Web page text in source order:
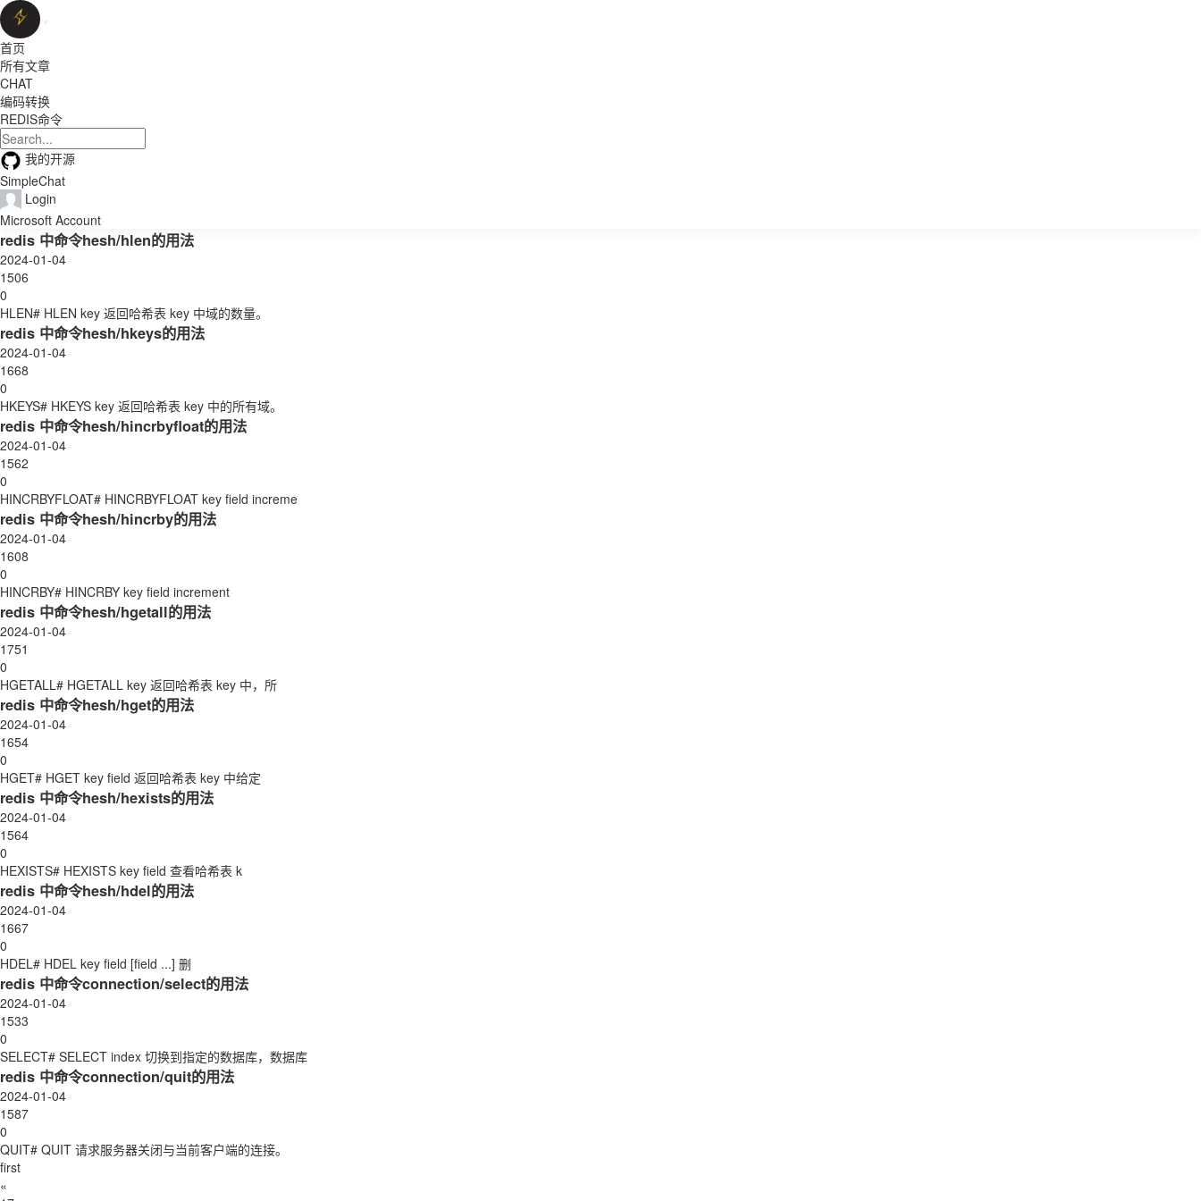
首页
所有文章
CHAT
编码转换
REDIS命令
我的开源
SimpleChat
Login
Microsoft Account
redis 中命令hesh/hlen的用法
2024-01-04
1506
0
HLEN# HLEN key 返回哈希表 key 中域的数量。
redis 中命令hesh/hkeys的用法
2024-01-04
1668
0
HKEYS# HKEYS key 返回哈希表 key 中的所有域。
redis 中命令hesh/hincrbyfloat的用法
2024-01-04
1562
0
HINCRBYFLOAT# HINCRBYFLOAT key field increme
redis 中命令hesh/hincrby的用法
2024-01-04
1608
0
HINCRBY# HINCRBY key field increment
redis 中命令hesh/hgetall的用法
2024-01-04
1751
0
HGETALL# HGETALL key 返回哈希表 key 中，所
redis 中命令hesh/hget的用法
2024-01-04
1654
0
HGET# HGET key field 返回哈希表 key 中给定
redis 中命令hesh/hexists的用法
2024-01-04
1564
0
HEXISTS# HEXISTS key field 查看哈希表 k
redis 中命令hesh/hdel的用法
2024-01-04
1667
0
HDEL# HDEL key field [field ...] 删
redis 中命令connection/select的用法
2024-01-04
1533
0
SELECT# SELECT index 切换到指定的数据库，数据库
redis 中命令connection/quit的用法
2024-01-04
1587
0
QUIT# QUIT 请求服务器关闭与当前客户端的连接。
first
«